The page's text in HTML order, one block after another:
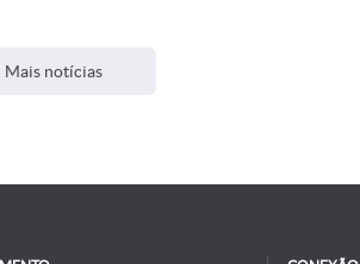
Mais notícias